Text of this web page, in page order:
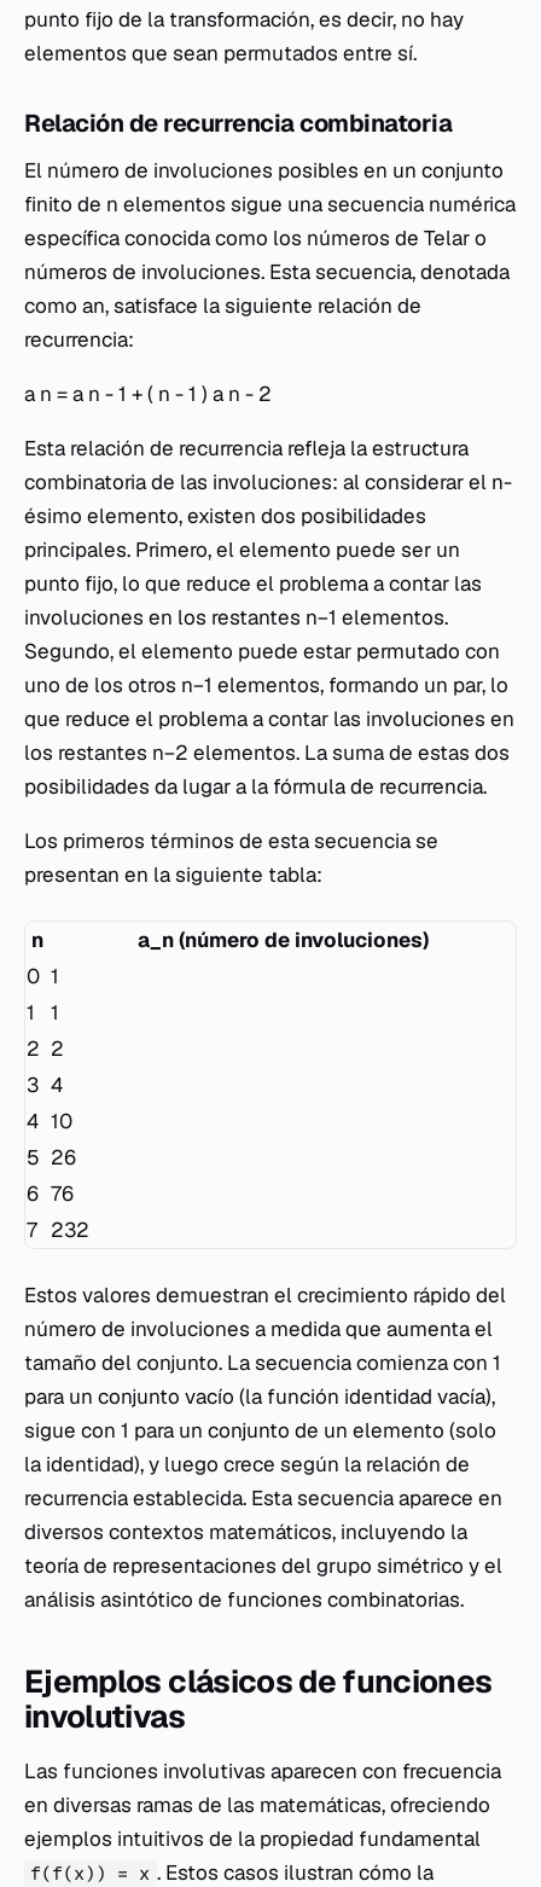
punto fijo de la transformación, es decir, no hay
elementos que sean permutados entre sí.
Relación de recurrencia combinatoria
El número de involuciones posibles en un conjunto
finito de n elementos sigue una secuencia numérica
específica conocida como los números de Telar o
números de involuciones. Esta secuencia, denotada
como an​, satisface la siguiente relación de
recurrencia:
a n = a n - 1 + ( n - 1 ) a n - 2
Esta relación de recurrencia refleja la estructura
combinatoria de las involuciones: al considerar el n-
ésimo elemento, existen dos posibilidades
principales. Primero, el elemento puede ser un
punto fijo, lo que reduce el problema a contar las
involuciones en los restantes n−1 elementos.
Segundo, el elemento puede estar permutado con
uno de los otros n−1 elementos, formando un par, lo
que reduce el problema a contar las involuciones en
los restantes n−2 elementos. La suma de estas dos
posibilidades da lugar a la fórmula de recurrencia.
Los primeros términos de esta secuencia se
presentan en la siguiente tabla:
n
a_n (número de involuciones)
0 1
1
1
2 2
3 4
4 10
5 26
6 76
7 232
Estos valores demuestran el crecimiento rápido del
número de involuciones a medida que aumenta el
tamaño del conjunto. La secuencia comienza con 1
para un conjunto vacío (la función identidad vacía),
sigue con 1 para un conjunto de un elemento (solo
la identidad), y luego crece según la relación de
recurrencia establecida. Esta secuencia aparece en
diversos contextos matemáticos, incluyendo la
teoría de representaciones del grupo simétrico y el
análisis asintótico de funciones combinatorias.
Ejemplos clásicos de funciones
involutivas
Las funciones involutivas aparecen con frecuencia
en diversas ramas de las matemáticas, ofreciendo
ejemplos intuitivos de la propiedad fundamental
f(f(x)) = x . Estos casos ilustran cómo la